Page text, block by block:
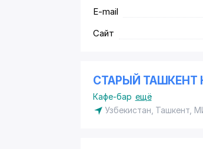
E-mail
Сайт
СТАРЫЙ ТАШКЕНТ
Кафе-бар ещё
Узбекистан, Ташкент,